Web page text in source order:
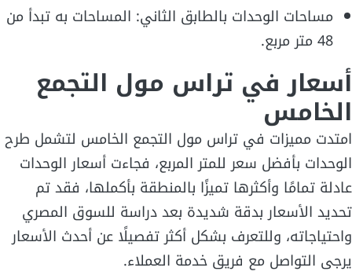
مساحات الوحدات بالطابق الثاني: المساحات به تبدأ من
48 متر مربع.
أسعار في تراس مول التجمع
الخامس
امتدت مميزات في تراس مول التجمع الخامس لتشمل طرح
الوحدات بأفضل سعر للمتر المربع، فجاءت أسعار الوحدات
عادلة تمامًا وأكثرها تميزًا بالمنطقة بأكملها، فقد تم
تحديد الأسعار بدقة شديدة بعد دراسة للسوق المصري
واحتياجاته، وللتعرف بشكل أكثر تفصيلًا عن أحدث الأسعار
يرجى التواصل مع فريق خدمة العملاء.